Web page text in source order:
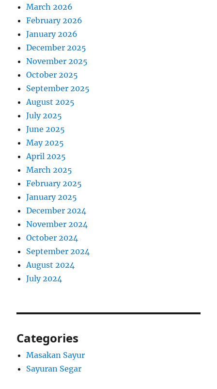
March 2026
February 2026
January 2026
December 2025
November 2025
October 2025
September 2025
August 2025
July 2025
June 2025
May 2025
April 2025
March 2025
February 2025
January 2025
December 2024
November 2024
October 2024
September 2024
August 2024
July 2024
Categories
Masakan Sayur
Sayuran Segar